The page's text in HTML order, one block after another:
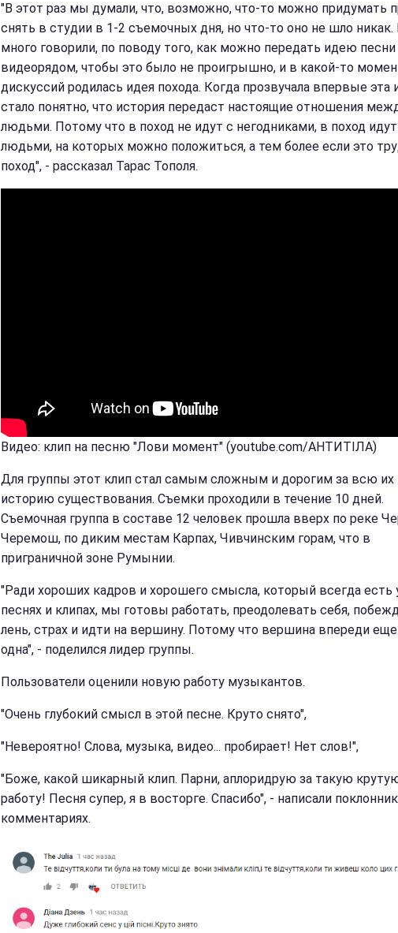
"В этот раз мы думали, что, возможно, что-то можно придумать
снять в студии в 1-2 съемочных дня, но что-то оно не шло
много говорили, по поводу того, как можно передать идею песни
видеорядом, чтобы это было не проигрышно, и в какой-то
дискуссий родилась идея похода. Когда прозвучала впервые эта
стало понятно, что история передаст настоящие отношения
людьми. Потому что в поход не идут с негодниками, в поход
людьми, на которых можно положиться, а тем более если это
поход", - рассказал Тарас Тополя.
Видео: клип на песню "Лови момент" (youtube.com/АНТИТІЛА)
Для группы этот клип стал самым сложным и дорогим за всю их
историю существования. Съемки проходили в течение 10 дней.
Съемочная группа в составе 12 человек прошла вверх по реке
Черемош, по диким местам Карпах, Чивчинским горам, что в
приграничной зоне Румынии.
"Ради хороших кадров и хорошего смысла, который всегда есть
песнях и клипах, мы готовы работать, преодолевать себя,
лень, страх и идти на вершину. Потому что вершина впереди
одна", - поделился лидер группы.
Пользователи оценили новую работу музыкантов.
"Очень глубокий смысл в этой песне. Круто снято",
"Невероятно! Слова, музыка, видео... пробирает! Нет слов!",
"Боже, какой шикарный клип. Парни, аплоридрую за такую
работу! Песня супер, я в восторге. Спасибо", - написали
комментариях.